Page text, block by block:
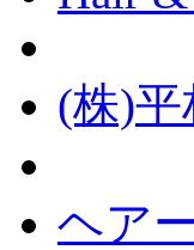
(株)
ヘア